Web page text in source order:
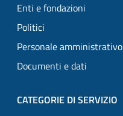
Enti e fondazioni
Politici
Personale amministrativo
Documenti e dati
CATEGORIE DI SERVIZIO